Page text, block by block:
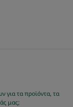
για τα προϊόντα, τα
μας;